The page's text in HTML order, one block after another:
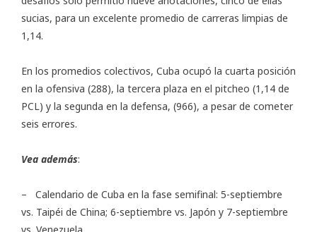
sucias, para un excelente promedio de carreras limpias de
1,14.
En los promedios colectivos, Cuba ocupó la cuarta posición
en la ofensiva (288), la tercera plaza en el pitcheo (1,14 de
PCL) y la segunda en la defensa, (966), a pesar de cometer
seis errores.
Vea además:
– Calendario de Cuba en la fase semifinal: 5-septiembre
vs. Taipéi de China; 6-septiembre vs. Japón y 7-septiembre